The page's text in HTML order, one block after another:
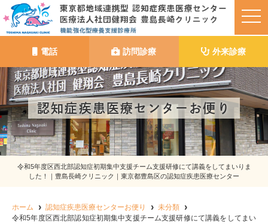
認知症疾患医療センターお便り
令和5年度区西北部認知症初期集中支援チーム支援研修にて講義をしてまいりま
した！｜豊島長崎クリニック｜東京都豊島区の認知症疾患医療センター
t
o
n
a
v
i
g
a
t
i
o
n
電話 訪問診療 外来診療
ホーム 認知症疾患医療センターお便り
未分類
令和5年度区西北部認知症初期集中支援チーム支援研修にて講義をしてまい